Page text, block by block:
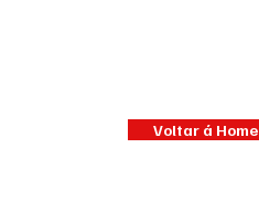
Voltar á Home